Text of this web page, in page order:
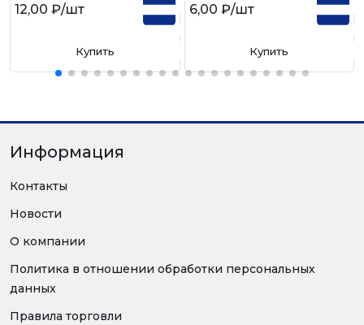
12,00 ₽/шт
Купить
6,00 ₽/шт
Купить
Информация
Контакты
Новости
О компании
Политика в отношении обработки персональных
данных
Правила торговли